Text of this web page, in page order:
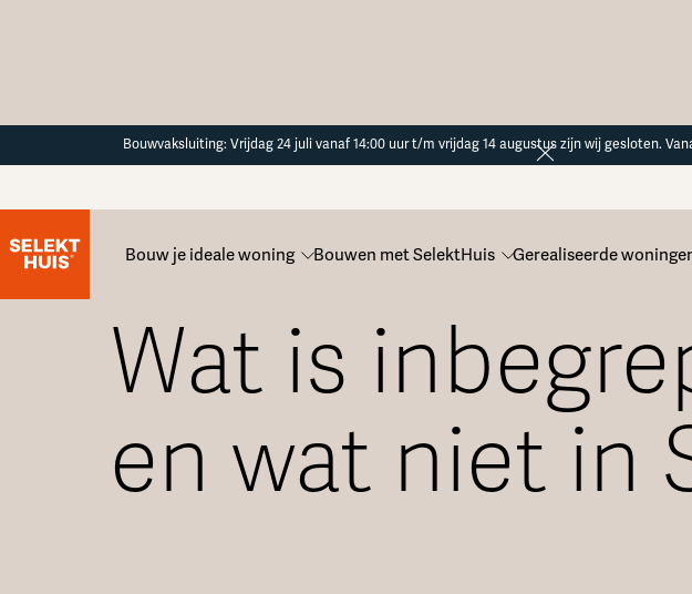
Bouwvaksluiting: Vrijdag 24 juli vanaf 14:00 uur t/m vrijdag 14 augustus zijn wij gesloten.
Bouw je ideale woning Bouwen met SelektHuis Gerealiseerde
Wat is
en wat niet in